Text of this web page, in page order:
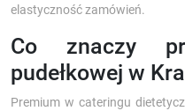
elastyczność zamówień.
Co znaczy
pudełkowej w
Premium w cateringu